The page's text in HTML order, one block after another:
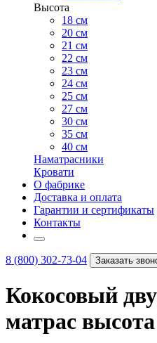
Высота
18 см
20 см
21 см
22 см
23 см
24 см
25 см
27 см
30 см
35 см
40 см
Наматрасники
Кровати
О фабрике
Доставка и оплата
Гарантии и сертификаты
Контакты
8 (800) 302-73-04 Заказать
Кокосовый
матрас